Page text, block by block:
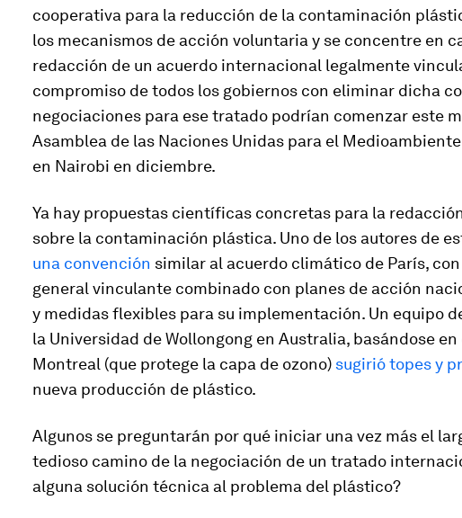
cooperativa para la reducción de la contaminación
los mecanismos de acción voluntaria y se concentre en
redacción de un acuerdo internacional legalmente
compromiso de todos los gobiernos con eliminar dicha
negociaciones para ese tratado podrían comenzar este
Asamblea de las Naciones Unidas para el
en Nairobi en diciembre.
Ya hay propuestas científicas concretas para la
sobre la contaminación plástica. Uno de los autores de
una convención similar al acuerdo climático de París,
general vinculante combinado con planes de acción
y medidas flexibles para su implementación. Un equipo
la Universidad de Wollongong en Australia, basándose
Montreal (que protege la capa de ozono) sugirió topes y
nueva producción de plástico.
Algunos se preguntarán por qué iniciar una vez más el
tedioso camino de la negociación de un tratado
alguna solución técnica al problema del plástico?